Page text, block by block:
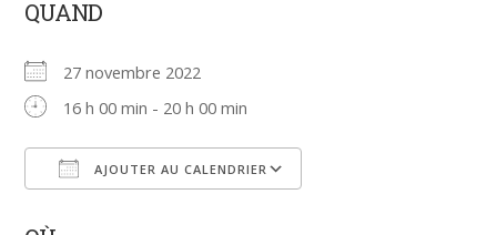
QUAND
27 novembre 2022
16 h 00 min - 20 h 00 min
AJOUTER AU CALENDRIER